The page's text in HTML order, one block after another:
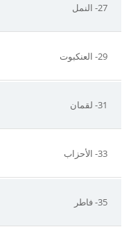
27- النمل
29- العنكبوت
31- لقمان
33- الأحزاب
35- فاطر